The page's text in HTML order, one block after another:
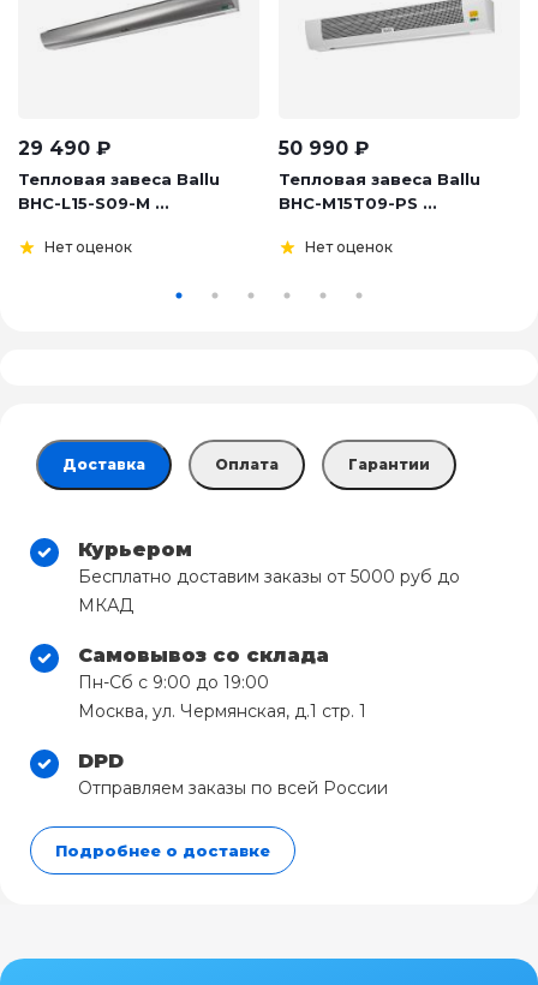
29 490 ₽
Тепловая завеса Ballu
BHC-L15-S09-M ...
Нет оценок
50 990 ₽
Тепловая завеса Ballu
BHC-M15T09-PS ...
Нет оценок
Доставка Оплата Гарантии
Курьером
Бесплатно доставим заказы от 5000 руб до
МКАД
Самовывоз со склада
Пн-Сб с 9:00 до 19:00
Москва, ул. Чермянская, д.1 стр. 1
DPD
Отправляем заказы по всей России
Подробнее о доставке